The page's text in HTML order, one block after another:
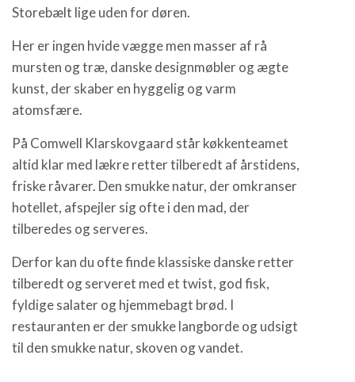
Storebælt lige uden for døren.
Her er ingen hvide vægge men masser af rå
mursten og træ, danske designmøbler og ægte
kunst, der skaber en hyggelig og varm
atomsfære.
På Comwell Klarskovgaard står køkkenteamet
altid klar med lækre retter tilberedt af årstidens,
friske råvarer. Den smukke natur, der omkranser
hotellet, afspejler sig ofte i den mad, der
tilberedes og serveres.
Derfor kan du ofte finde klassiske danske retter
tilberedt og serveret med et twist, god fisk,
fyldige salater og hjemmebagt brød. I
restauranten er der smukke langborde og udsigt
til den smukke natur, skoven og vandet.